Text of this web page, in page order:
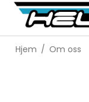
Hjem / Om oss